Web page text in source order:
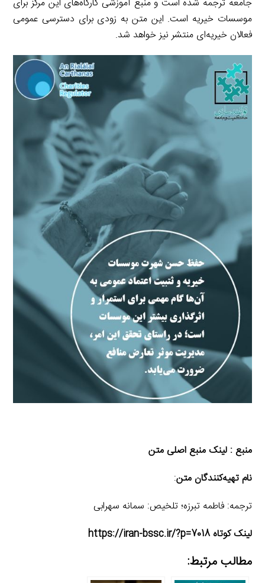
جامعه ترجمه شده است و منبع آموزشی کارگاه‌های این مرکز برای
موسسات خیریه است. این متن به زودی برای دسترسی عمومی
فعالان خیریه‌ای منتشر نیز خواهد شد.
منبع :لینک منبع اصلی متن
نام تهیه‌کنندگان متن:
ترجمه: فاطمه تبرزه؛ تلخیص: سمانه سهرابی
لینک کوتاه https://iran-bssc.ir/?p=7018
مطالب مرتبط: